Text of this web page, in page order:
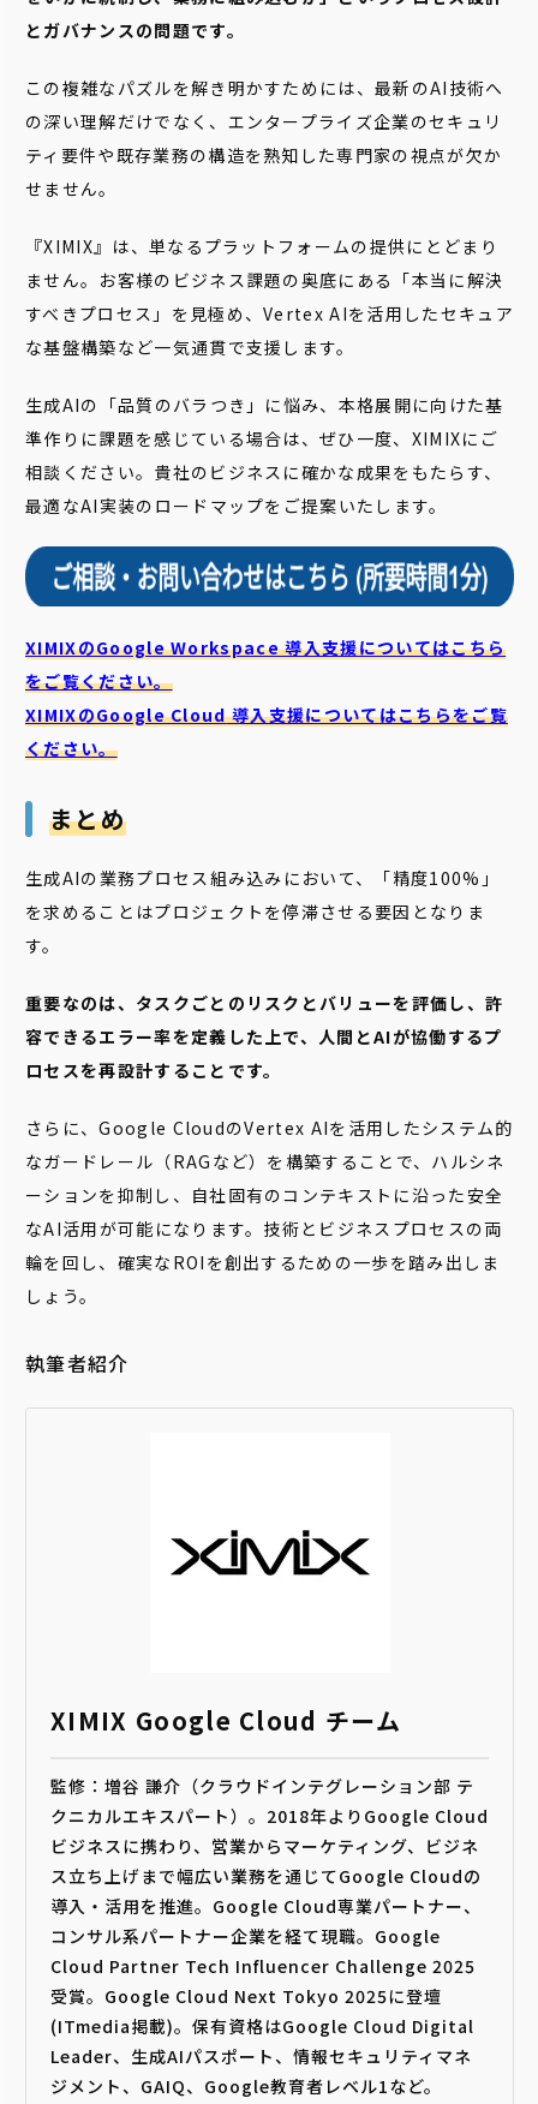
とガバナンスの問題です。
この複雑なパズルを解き明かすためには、最新のAI技術へ
の深い理解だけでなく、エンタープライズ企業のセキュリ
ティ要件や既存業務の構造を熟知した専門家の視点が欠か
せません。
『XIMIX』は、単なるプラットフォームの提供にとどまり
ません。お客様のビジネス課題の奥底にある「本当に解決
すべきプロセス」を見極め、Vertex AIを活用したセキュア
な基盤構築など一気通貫で支援します。
生成AIの「品質のバラつき」に悩み、本格展開に向けた基
準作りに課題を感じている場合は、ぜひ一度、XIMIXにご
相談ください。貴社のビジネスに確かな成果をもたらす、
最適なAI実装のロードマップをご提案いたします。
XIMIXのGoogle Workspace 導入支援についてはこちら
をご覧ください。
XIMIXのGoogle Cloud導入支援についてはこちらをご覧
ください。
まとめ
生成AIの業務プロセス組み込みにおいて、「精度100%」
を求めることはプロジェクトを停滞させる要因となりま
す。
重要なのは、タスクごとのリスクとバリューを評価し、許
容できるエラー率を定義した上で、人間とAIが協働するプ
ロセスを再設計することです。
さらに、Google CloudのVertex AIを活用したシステム的
なガードレール（RAGなど）を構築することで、ハルシネ
ーションを抑制し、自社固有のコンテキストに沿った安全
なAI活用が可能になります。技術とビジネスプロセスの両
輪を回し、確実なROIを創出するための一歩を踏み出しま
しょう。
執筆者紹介
XIMIX Google Cloud チーム
監修：増谷 謙介（クラウドインテグレーション部 テ
クニカルエキスパート）。2018年よりGoogle Cloud
ビジネスに携わり、営業からマーケティング、ビジネ
ス立ち上げまで幅広い業務を通じてGoogle Cloudの
導入・活用を推進。Google Cloud専業パートナー、
コンサル系パートナー企業を経て現職。Google
Cloud Partner Tech Influencer Challenge 2025
受賞。Google Cloud Next Tokyo 2025に登壇
(ITmedia掲載)。保有資格はGoogle Cloud Digital
Leader、生成AIパスポート、情報セキュリティマネ
ジメント、GAIQ、Google教育者レベル1など。